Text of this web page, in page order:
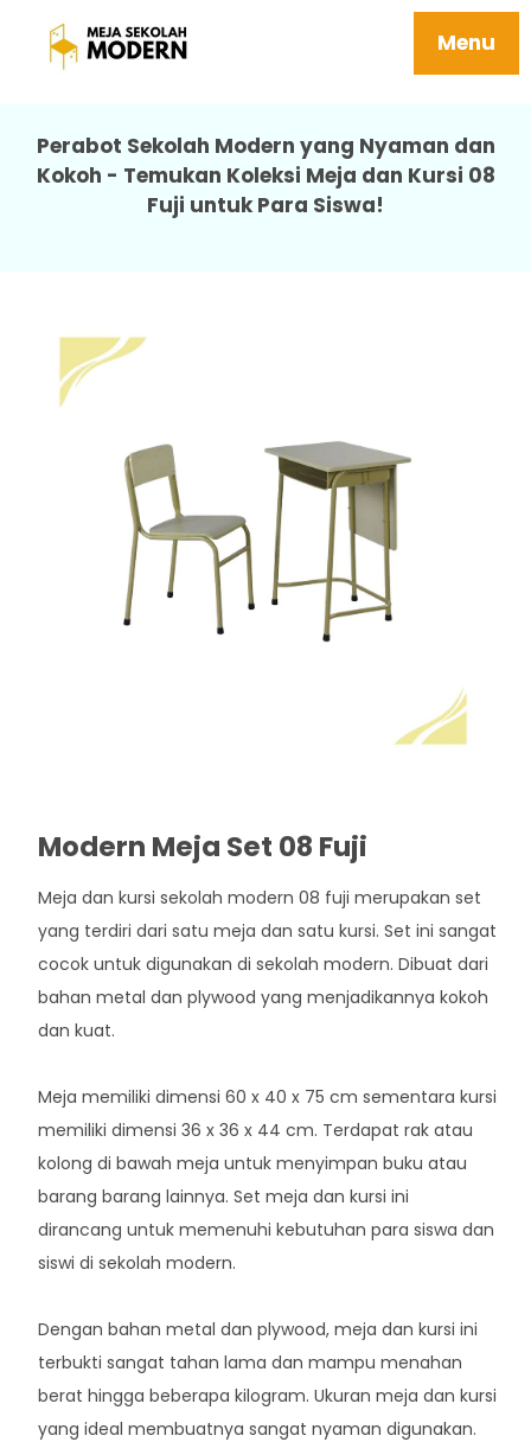
Menu
Meja Sekolah Menengah Tidak Mudah
Rusak Perawatan 08 Fuji
Perabot Sekolah Modern yang Nyaman dan
Kokoh - Temukan Koleksi Meja dan Kursi 08
Fuji untuk Para Siswa!
Modern Meja Set 08 Fuji
Meja dan kursi sekolah modern 08 fuji merupakan set
yang terdiri dari satu meja dan satu kursi. Set ini sangat
cocok untuk digunakan di sekolah modern. Dibuat dari
bahan metal dan plywood yang menjadikannya kokoh
dan kuat.
Meja memiliki dimensi 60 x 40 x 75 cm sementara kursi
memiliki dimensi 36 x 36 x 44 cm. Terdapat rak atau
kolong di bawah meja untuk menyimpan buku atau
barang barang lainnya. Set meja dan kursi ini
dirancang untuk memenuhi kebutuhan para siswa dan
siswi di sekolah modern.
Dengan bahan metal dan plywood, meja dan kursi ini
terbukti sangat tahan lama dan mampu menahan
berat hingga beberapa kilogram. Ukuran meja dan kursi
yang ideal membuatnya sangat nyaman digunakan.